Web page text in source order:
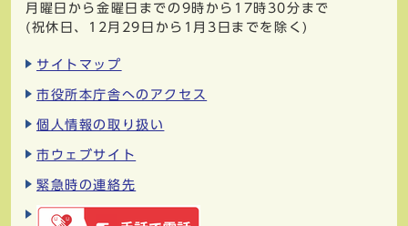
月曜日から金曜日までの9時から17時30分まで
(祝休日、12月29日から1月3日までを除く)
サイトマップ
市役所本庁舎へのアクセス
個人情報の取り扱い
市ウェブサイト
緊急時の連絡先